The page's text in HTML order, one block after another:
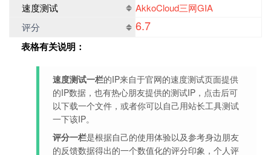
速度测试
AkkoCloud三网GIA
评分
6.7
表格有关说明：
速度测试一栏的IP来自于官网的速度测试页面提供
的IP数据，也有热心朋友提供的测试IP，点击后可
以下载一个文件，或者你可以自己用站长工具测试
一下该IP。
评分一栏是根据自己的使用体验以及参考身边朋友
的反馈数据得出的一个数值化的评分印象，个人评